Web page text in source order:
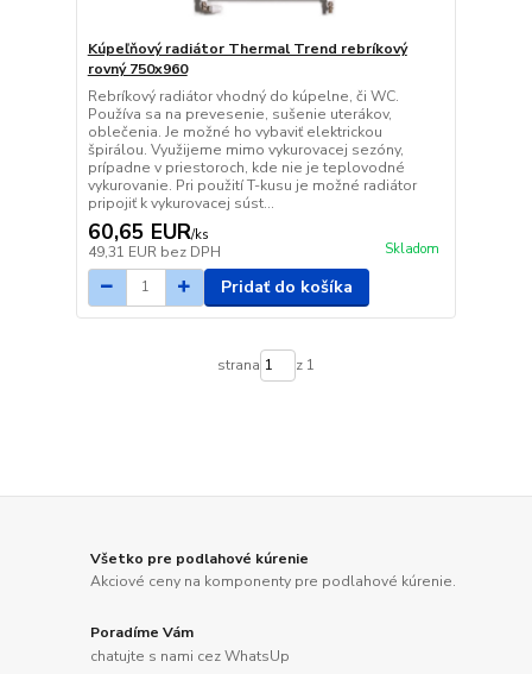
Kúpeľňový radiátor Thermal Trend rebríkový
rovný 750x960
Rebríkový radiátor vhodný do kúpelne, či WC.
Používa sa na prevesenie, sušenie uterákov,
oblečenia. Je možné ho vybaviť elektrickou
špirálou. Využijeme mimo vykurovacej sezóny,
prípadne v priestoroch, kde nie je teplovodné
vykurovanie. Pri použití T-kusu je možné radiátor
pripojiť k vykurovacej súst...
60,65 EUR/ks
49,31 EUR bez DPH Skladom
Pridať do košíka
strana z 1
Všetko pre podlahové kúrenie
Akciové ceny na komponenty pre podlahové kúrenie.
Poradíme Vám
chatujte s nami cez WhatsUp